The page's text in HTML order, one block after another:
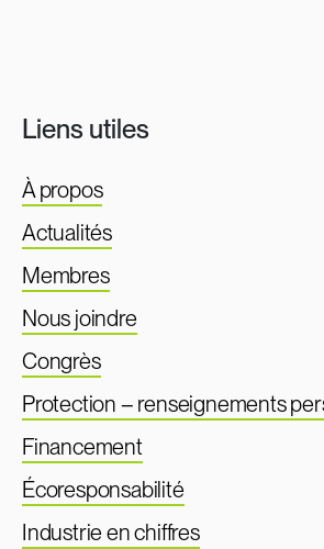
Liens utiles
À propos
Actualités
Membres
Nous joindre
Congrès
Protection – renseignements
Financement
Écoresponsabilité
Industrie en chiffres